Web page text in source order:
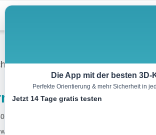
Panoramatrail
h
Die App mit der besten 3D-
Perfekte Orientierung & mehr Sicherheit in
Jetzt 14 Tage gratis testen